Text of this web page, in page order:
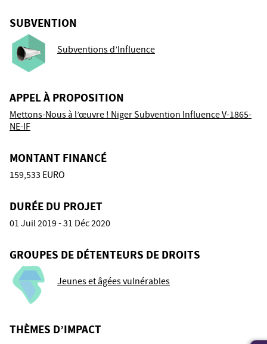
SUBVENTION
Subventions d’Influence
APPEL À PROPOSITION
Mettons-Nous à l’œuvre ! Niger Subvention Influence V-1865-
NE-IF
MONTANT FINANCÉ
159,533 EURO
DURÉE DU PROJET
01 Juil 2019 - 31 Déc 2020
GROUPES DE DÉTENTEURS DE DROITS
Jeunes et âgées vulnérables
THÈMES D’IMPACT